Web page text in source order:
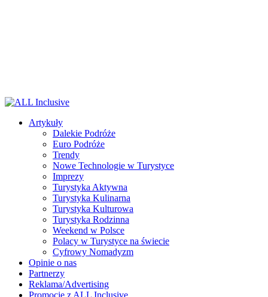
Artykuły
Dalekie Podróże
Euro Podróże
Trendy
Nowe Technologie w Turystyce
Imprezy
Turystyka Aktywna
Turystyka Kulinarna
Turystyka Kulturowa
Turystyka Rodzinna
Weekend w Polsce
Polacy w Turystyce na świecie
Cyfrowy Nomadyzm
Opinie o nas
Partnerzy
Reklama/Advertising
Promocje z ALL Inclusive